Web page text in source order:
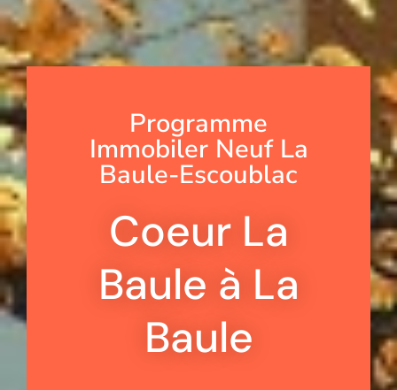
Programme
Immobiler Neuf La
Baule-Escoublac
Coeur La
Baule à La
Baule